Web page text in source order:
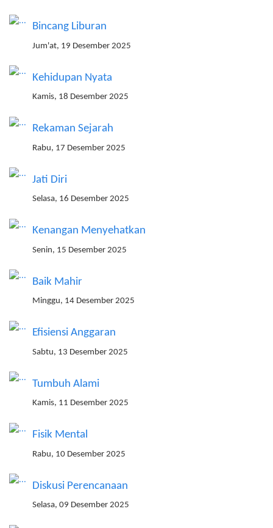
Bincang Liburan
Jum'at, 19 Desember 2025
Kehidupan Nyata
Kamis, 18 Desember 2025
Rekaman Sejarah
Rabu, 17 Desember 2025
Jati Diri
Selasa, 16 Desember 2025
Kenangan Menyehatkan
Senin, 15 Desember 2025
Baik Mahir
Minggu, 14 Desember 2025
Efisiensi Anggaran
Sabtu, 13 Desember 2025
Tumbuh Alami
Kamis, 11 Desember 2025
Fisik Mental
Rabu, 10 Desember 2025
Diskusi Perencanaan
Selasa, 09 Desember 2025